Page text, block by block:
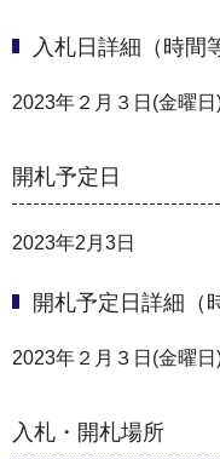
入札日詳細（時間
2023年２月３日(金曜
開札予定日
2023年2月3日
開札予定日詳細（
2023年２月３日(金曜
入札・開札場所